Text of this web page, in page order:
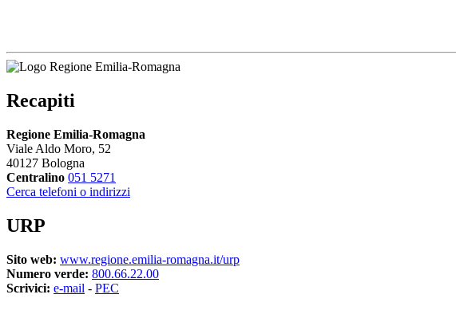
Recapiti
Regione Emilia-Romagna
Viale Aldo Moro, 52
40127 Bologna
Centralino 051 5271
Cerca telefoni o indirizzi
URP
Sito web: www.regione.emilia-romagna.it/urp
Numero verde: 800.66.22.00
Scrivici: e-mail - PEC